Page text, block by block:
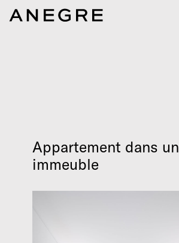
Appartement dans un
immeuble